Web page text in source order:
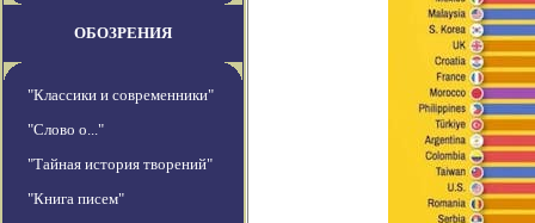
ОБОЗРЕНИЯ
"Классики и современники"
"Слово о..."
"Тайная история творений"
"Книга писем"